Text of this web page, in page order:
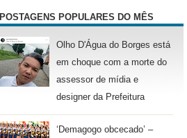
POSTAGENS POPULARES DO MÊS
Olho D'Água do Borges está
em choque com a morte do
assessor de mídia e
designer da Prefeitura
‘Demagogo obcecado’ –